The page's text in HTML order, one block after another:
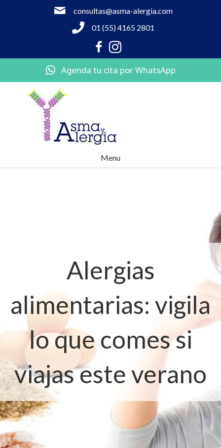
consultas@asma-alergia.com
01 (55) 4165 2801
Agenda tu cita por WhatsApp
Menu
Alergias
alimentarias: vigila
lo que comes si
viajas este verano